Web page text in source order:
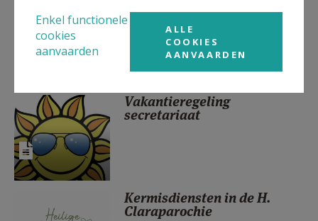
in 2027?
Vakantieregeling
secretariaat
Kermisdiensten in de H.
Claraparochie
Enkel functionele
cookies
aanvaarden
ALLE
COOKIES
AANVAARDEN